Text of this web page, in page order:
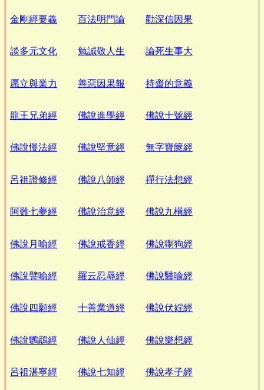
金剛經要義 百法明門論 勸深信因果
談多元文化 勉誠敬人生 論死生事大
愿立與業力 善惡因果報 持齋的意義
龍王兄弟經 佛說進學經 佛說十號經
佛說慢法經 佛說堅意經 無字寶篋經
呂祖證修經 佛說八師經 禪行法想經
阿難七夢經 佛說治意經 佛說九橫經
佛說月喻經 佛說戒香經 佛說猘狗經
佛說譬喻經 羅云忍辱經 佛說醫喻經
佛說四願經 十善業道經 佛說伏婬經
佛說鸚鵡經 佛說人仙經 佛說樂想經
呂祖湛寧經 佛說七知經 佛說孝子經